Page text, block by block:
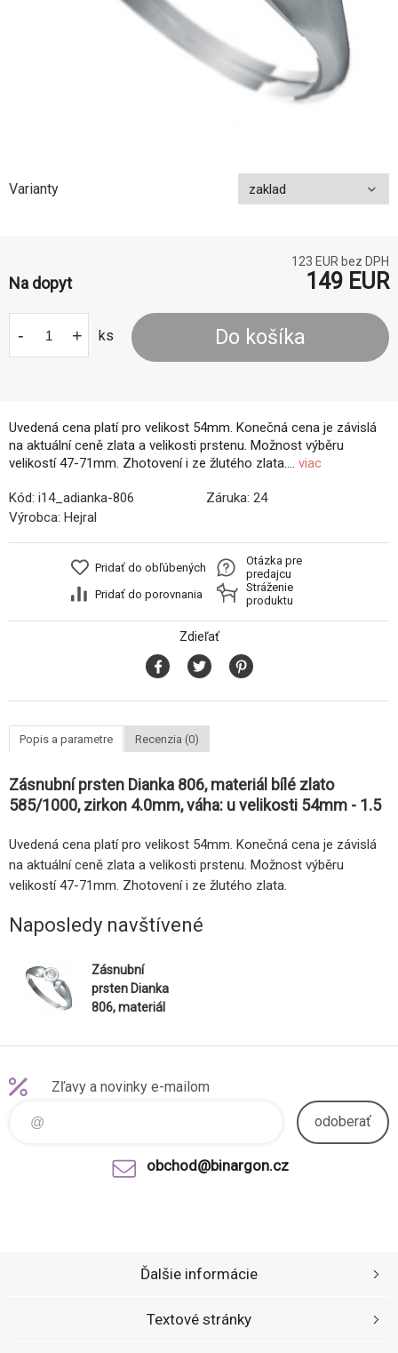
Uvedená cena platí pro velikost 54mm. Konečná cena je závislá
na aktuální ceně zlata a velikosti prstenu. Možnost výběru
velikostí 47-71mm. Zhotovení i ze žlutého zlata.... viac
Varianty
123 EUR bez DPH
Na dopyt 149 EUR
- + ks Do košíka
Kód: i14_adianka-806 Záruka: 24
Výrobca: Hejral
Pridať do obľúbených
Pridať do porovnania
Otázka pre
predajcu
Stráženie
produktu
Zdieľať
Popis a parametre Recenzia (0)
Zásnubní prsten Dianka 806, materiál bílé zlato
585/1000, zirkon 4.0mm, váha: u velikosti 54mm - 1.5
Uvedená cena platí pro velikost 54mm. Konečná cena je závislá
na aktuální ceně zlata a velikosti prstenu. Možnost výběru
velikostí 47-71mm. Zhotovení i ze žlutého zlata.
Naposledy navštívené
Zásnubní
prsten Dianka
806, materiál
585/1000,
váha: u
Zľavy a novinky e-mailom
odoberať
obchod@binargon.cz
Ďalšie informácie
Textové stránky